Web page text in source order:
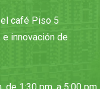
café Piso 5
innovación de